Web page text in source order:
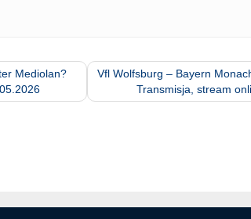
Mediolan?
Vfl Wolfsburg – Bayern
Transmisja, stream